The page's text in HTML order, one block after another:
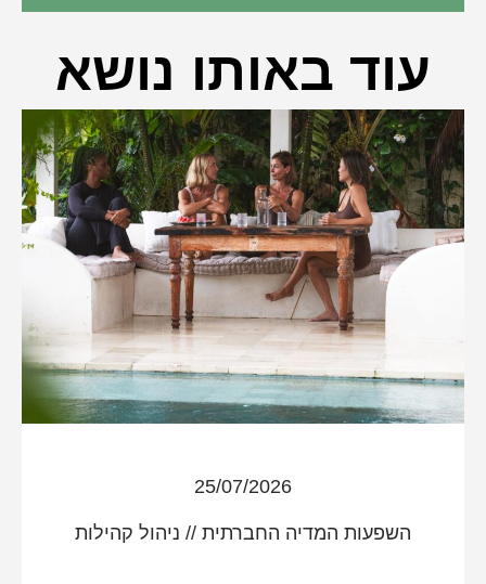
עוד באותו נושא
25/07/2026
השפעות המדיה החברתית // ניהול קהילות